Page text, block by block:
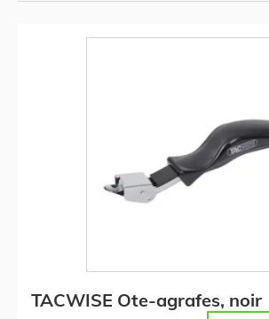
TACWISE Ote-agrafes, noir